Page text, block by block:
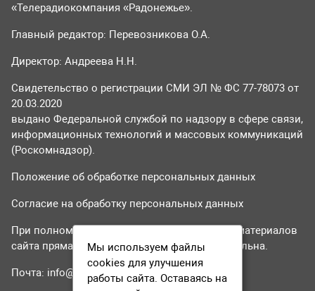
«Телерадиокомпания «Радонежье».
Главный редактор: Перевозникова О.А.
Директор: Андреева Н.Н.
Свидетельство о регистрации СМИ ЭЛ № ФС 77-78073 от
20.03.2020
выдано Федеральной службой по надзору в сфере связи,
информационных технологий и массовых коммуникаций
(Роскомнадзор).
Положение об обработке персональных данных
Согласие на обработку персональных данных
При полном или частичном использовании материалов
сайта прямая гиперссылка на tvr24.tv обязательна.
Почта: info@tvr24.tv
Мы используем файлы
cookies для улучшения
работы сайта. Оставаясь на